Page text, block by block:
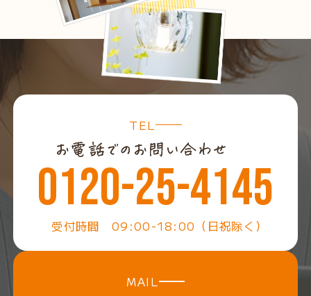
TEL
0120-25-4145
受付時間 09:00-18:00（日祝除く）
MAIL